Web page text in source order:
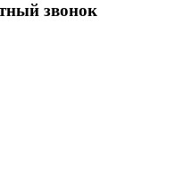
звонок